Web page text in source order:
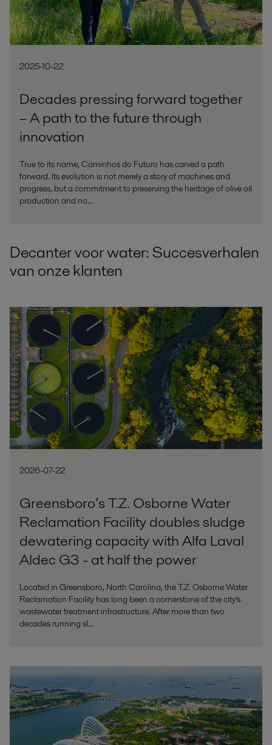
2025-10-22
Decades pressing forward together
– A path to the future through
innovation
True to its name, Caminhos do Futuro has carved a path
forward. Its evolution is not merely a story of machines and
progress, but a commitment to preserving the heritage of olive oil
production and no...
Decanter voor water: Succesverhalen
van onze klanten
2026-07-22
Greensboro’s T.Z. Osborne Water
Reclamation Facility doubles sludge
dewatering capacity with Alfa Laval
Aldec G3 - at half the power
Located in Greensboro, North Carolina, the T.Z. Osborne Water
Reclamation Facility has long been a cornerstone of the city’s
wastewater treatment infrastructure. After more than two
decades running sl...